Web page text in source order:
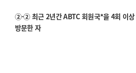
②-② 최근 2년간 ABTC 회원국*을 4회 이상
방문한 자